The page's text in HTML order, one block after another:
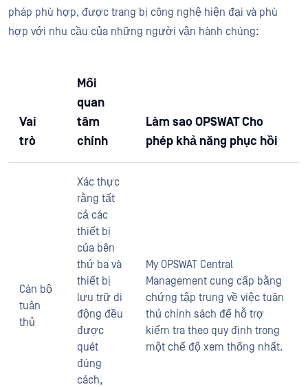
pháp phù hợp, được trang bị công nghệ hiện đại và phù
hợp với nhu cầu của những người vận hành chúng:
Vai
trò
Mối
quan
tâm
chính
Làm sao OPSWAT Cho
phép khả năng phục hồi
Cán bộ
tuân
thủ
Xác thực
rằng tất
cả các
thiết bị
của bên
thứ ba và
thiết bị
lưu trữ di
động đều
được
quét
đúng
cách,
My OPSWAT Central
Management cung cấp bằng
chứng tập trung về việc tuân
thủ chính sách để hỗ trợ
kiểm tra theo quy định trong
một chế độ xem thống nhất.